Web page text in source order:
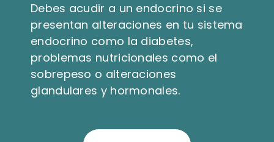
Debes acudir a un endocrino si se
presentan alteraciones en tu sistema
endocrino como la diabetes,
problemas nutricionales como el
sobrepeso o alteraciones
glandulares y hormonales.